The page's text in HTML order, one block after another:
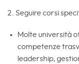
2. Seguire corsi
Molte università
competenze
leadership,